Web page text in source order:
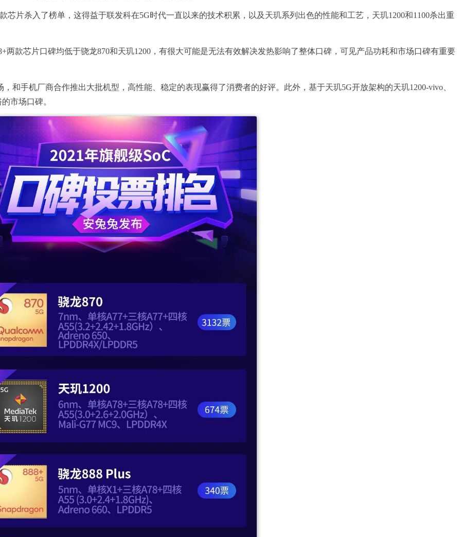
芯片杀入了榜单，这得益于联发科在5G时代一直以来的技术积累，以及天玑系列出色的性能和工艺，天玑1200和1100杀出重
两款芯片口碑均低于骁龙870和天玑1200，有很大可能是无法有效解决发热影响了整体口碑，可见产品功耗和市场口碑有重要
和手机厂商合作推出大批机型，高性能、稳定的表现赢得了消费者的好评。此外，基于天玑5G开放架构的天玑1200-vivo、
市场口碑。